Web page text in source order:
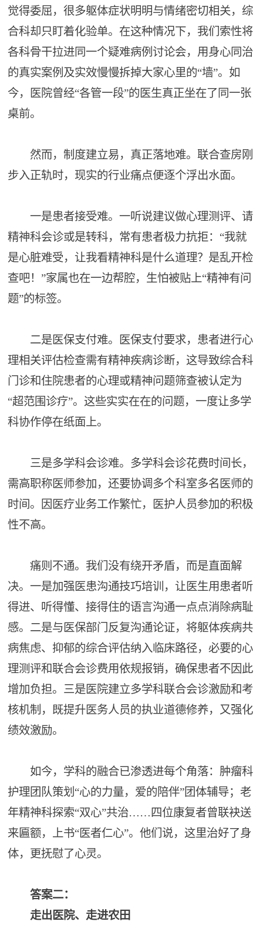
觉得委屈，很多躯体症状明明与情绪密切相关，综
合科却只盯着化验单。在这种情况下，我们索性将
各科骨干拉进同一个疑难病例讨论会，用身心同治
的真实案例及实效慢慢拆掉大家心里的“墙”。如
今，医院曾经“各管一段”的医生真正坐在了同一张
桌前。
然而，制度建立易，真正落地难。联合查房刚
步入正轨时，现实的行业痛点便逐个浮出水面。
一是患者接受难。一听说建议做心理测评、请
精神科会诊或是转科，常有患者极力抗拒：“我就
是心脏难受，让我看精神科是什么道理？是乱开检
查吧！”家属也在一边帮腔，生怕被贴上“精神有问
题”的标签。
二是医保支付难。医保支付要求，患者进行心
理相关评估检查需有精神疾病诊断，这导致综合科
门诊和住院患者的心理或精神问题筛查被认定为
“超范围诊疗”。这些实实在在的问题，一度让多学
科协作停在纸面上。
三是多学科会诊难。多学科会诊花费时间长，
需高职称医师参加，还要协调多个科室多名医师的
时间。因医疗业务工作繁忙，医护人员参加的积极
性不高。
痛则不通。我们没有绕开矛盾，而是直面解
决。一是加强医患沟通技巧培训，让医生用患者听
得进、听得懂、接得住的语言沟通一点点消除病耻
感。二是与医保部门反复沟通论证，将躯体疾病共
病焦虑、抑郁的综合评估纳入临床路径，必要的心
理测评和联合会诊费用依规报销，确保患者不因此
增加负担。三是医院建立多学科联合会诊激励和考
核机制，既提升医务人员的执业道德修养，又强化
绩效激励。
如今，学科的融合已渗透进每个角落：肿瘤科
护理团队策划“心的力量，爱的陪伴”团体辅导；老
年精神科探索“双心”共治……四位康复者曾联袂送
来匾额，上书“医者仁心”。他们说，这里治好了身
体，更抚慰了心灵。
答案二：
走出医院、走进农田